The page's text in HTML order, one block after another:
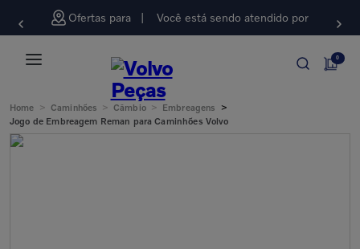
Ofertas para Você está sendo atendido por
0
Home > Caminhões > Câmbio > Embreagens >
Jogo de Embreagem Reman para Caminhões Volvo